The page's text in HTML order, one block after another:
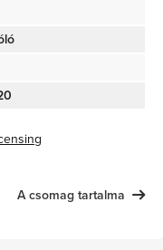
A csomag tartalma